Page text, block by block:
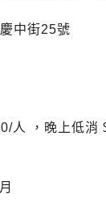
中街25號
人 ，晚上低消